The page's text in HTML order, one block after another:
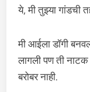
ये, मी तुझ्या गांडची
मी आईला डॉगी
लागली पण ती
बरोबर नाही.